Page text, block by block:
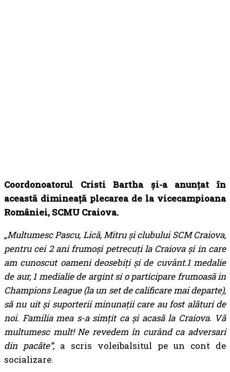
Coordonoatorul Cristi Bartha și-a anunțat în
această dimineață plecarea de la vicecampioana
României, SCMU Craiova.
„Multumesc Pascu, Lică, Mitru și clubului SCM Craiova,
pentru cei 2 ani frumoşi petrecuți la Craiova și in care
am cunoscut oameni deosebiţi și de cuvânt.1 medalie
de aur, 1 medialie de argint si o participare frumoasă in
Champions League (la un set de calificare mai departe),
să nu uit și suporterii minunaţii care au fost alături de
noi. Familia mea s-a simțit ca și acasă la Craiova. Vă
multumesc mult!Ne revedem în curând ca adversari
din pacăte”, a scris voleibalsitul pe un cont de
socializare.